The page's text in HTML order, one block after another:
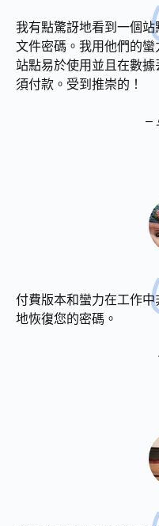
我有點驚訝地看到一個
文件密碼。我用他們的
站點易於使用並且在數
須付款。受到推崇的！
–
付費版本和蠻力在工作
地恢復您的密碼。